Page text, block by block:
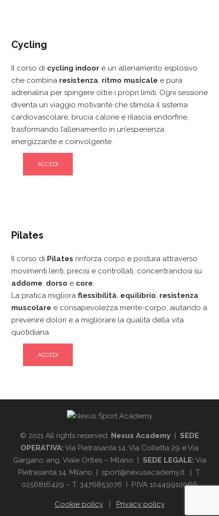
Cycling
Il corso di cycling indoorè un allenamento esplosivo
che combina resistenza, ritmo musicale e pura
adrenalina per spingere oltre i propri limiti. Ogni sessione
diventa un viaggio motivante che stimola il sistema
cardiovascolare, brucia calorie e rilascia endorfine,
trasformando l’allenamento in un’esperienza
energizzante e coinvolgente.
ACCEDI
Pilates
Il corso di Pilates rinforza corpo e postura attraverso
movimenti lenti, precisi e controllati, concentrandosi su
addome, dorso e core.
La pratica migliora flessibilità, equilibrio, resistenza
muscolare e consapevolezza mente-corpo, aiutando a
prevenire dolori e a migliorare la qualità della vita
quotidiana.
ACCEDI
© 2021 All rights reserved. Nexus Academy | SEDE
OPERATIVA: Via Pietrasanta 14, Via Colletta 29 e Via
Gargano ang. Viale Ortles – Milano | SEDE LEGALE: Via
Pietrasanta 14, Milano | sport@nexusacademy.it | T.
0256816429 – T. 3476853076 I P.IVA 10449910966
Cookie policy| Privacy policy